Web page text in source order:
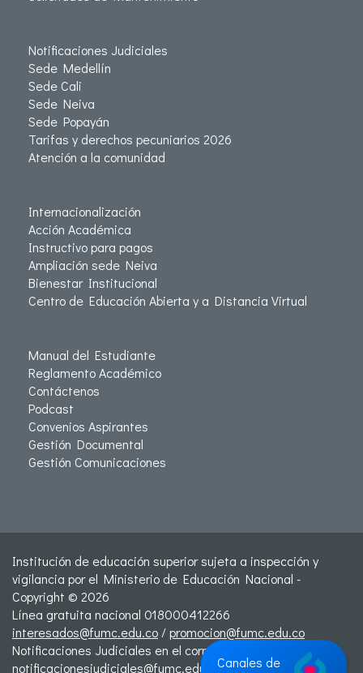
Notificaciones Judiciales
Sede Medellín
Sede Cali
Sede Neiva
Sede Popayán
Tarifas y derechos pecuniarios 2026
Atención a la comunidad
Internacionalización
Acción Académica
Instructivo para pagos
Ampliación sede Neiva
Bienestar Institucional
Centro de Educación Abierta y a Distancia Virtual
Manual del Estudiante
Reglamento Académico
Contáctenos
Podcast
Convenios Aspirantes
Gestión Documental
Gestión Comunicaciones
Institución de educación superior sujeta a inspección y
vigilancia por el Ministerio de Educación Nacional -
Copyright © 2026
Línea gratuita nacional 018000412266
interesados@fumc.edu.co /promocion@fumc.edu.co
Notificaciones Judiciales en el correo:
notificacionesjudiciales@fumc.edu.coCanales de